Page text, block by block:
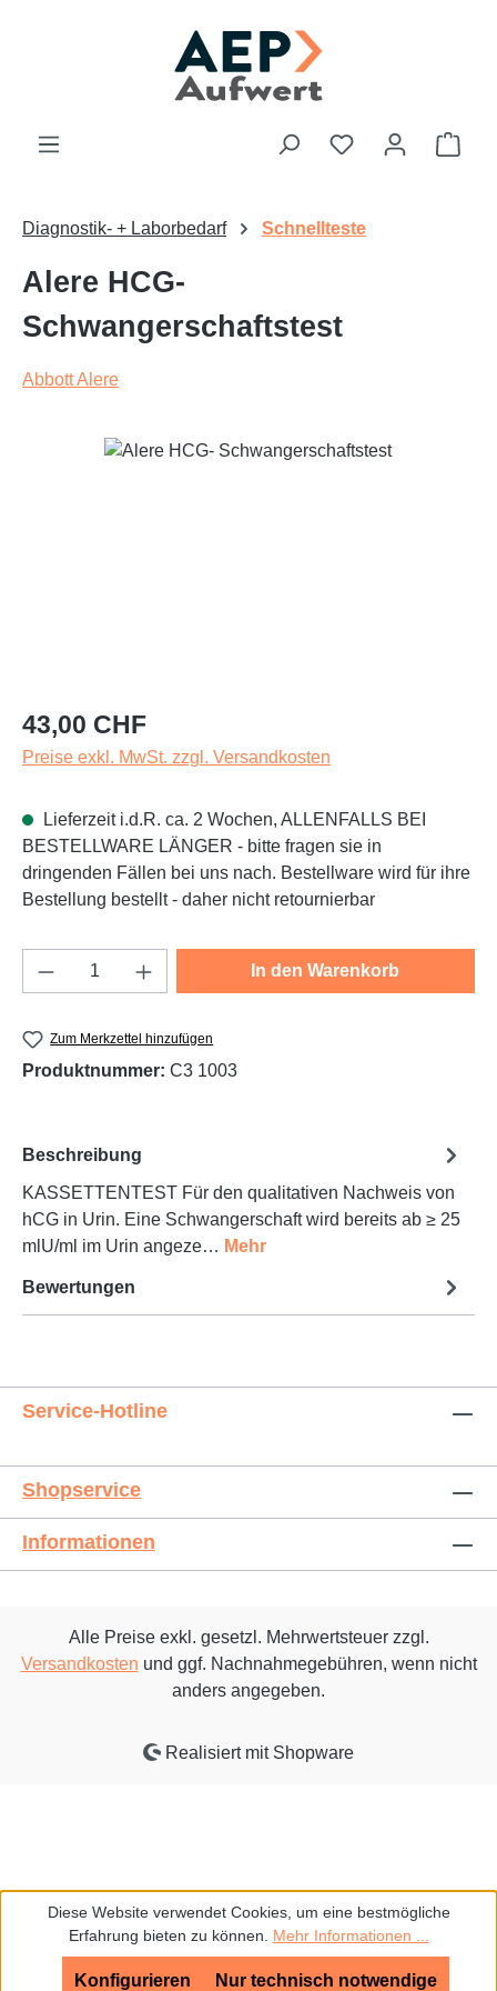
Du hast 0
Diagnostik- + Laborbedarf Schnellteste
Alere HCG-
Schwangerschaftstest
Abbott Alere
Bildergalerie überspringen
Regulärer Preis:
43,00 CHF
Preise exkl. MwSt. zzgl. Versandkosten
Lieferzeit i.d.R. ca. 2 Wochen, ALLENFALLS BEI
BESTELLWARE LÄNGER - bitte fragen sie in
dringenden Fällen bei uns nach. Bestellware wird für ihre
Bestellung bestellt - daher nicht retournierbar
Produkt Anzahl: Gib den gewünschten
In den Warenkorb
Zum Merkzettel hinzufügen
Produktnummer: C3 1003
Beschreibung
KASSETTENTEST Für den qualitativen Nachweis von
hCG in Urin. Eine Schwangerschaft wird bereits ab ≥ 25
mlU/ml im Urin angeze… Mehr
Bewertungen
Service-Hotline
Shopservice
Informationen
Alle Preise exkl. gesetzl. Mehrwertsteuer zzgl.
Versandkosten und ggf. Nachnahmegebühren, wenn nicht
anders angegeben.
Realisiert mit Shopware
Diese Website verwendet Cookies, um eine bestmögliche
Erfahrung bieten zu können. Mehr Informationen ...
Nur technisch notwendige
Konfigurieren